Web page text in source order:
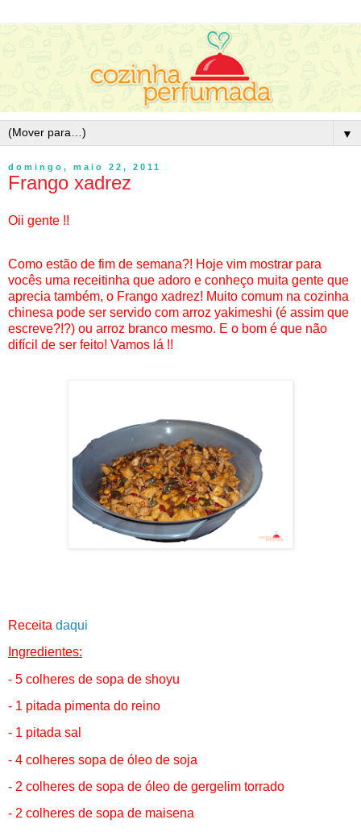
▼
domingo, maio 22, 2011
Frango xadrez
Oii gente !!
Como estão de fim de semana?! Hoje vim mostrar para
vocês uma receitinha que adoro e conheço muita gente que
aprecia também, o Frango xadrez! Muito comum na cozinha
chinesa pode ser servido com arroz yakimeshi (é assim que
escreve?!?) ou arroz branco mesmo. E o bom é que não
difícil de ser feito! Vamos lá !!
Receita daqui
Ingredientes:
- 5 colheres de sopa de shoyu
- 1 pitada pimenta do reino
- 1 pitada sal
- 4 colheres sopa de óleo de soja
- 2 colheres de sopa de óleo de gergelim torrado
- 2 colheres de sopa de maisena